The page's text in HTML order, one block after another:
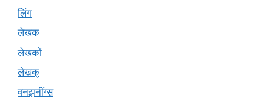
लिंग
लेखक
लेखकों
लेखक्
वनझनींग्स